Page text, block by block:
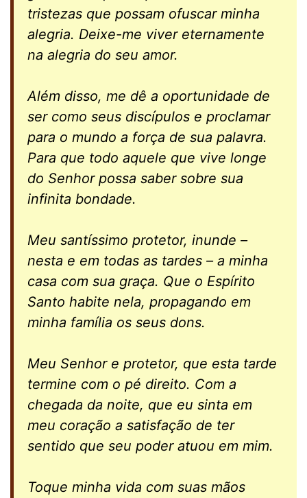
tristezas que possam ofuscar minha
alegria. Deixe-me viver eternamente
na alegria do seu amor.
Além disso, me dê a oportunidade de
ser como seus discípulos e proclamar
para o mundo a força de sua palavra.
Para que todo aquele que vive longe
do Senhor possa saber sobre sua
infinita bondade.
Meu santíssimo protetor, inunde –
nesta e em todas as tardes – a minha
casa com sua graça. Que o Espírito
Santo habite nela, propagando em
minha família os seus dons.
Meu Senhor e protetor, que esta tarde
termine com o pé direito. Com a
chegada da noite, que eu sinta em
meu coração a satisfação de ter
sentido que seu poder atuou em mim.
Toque minha vida com suas mãos